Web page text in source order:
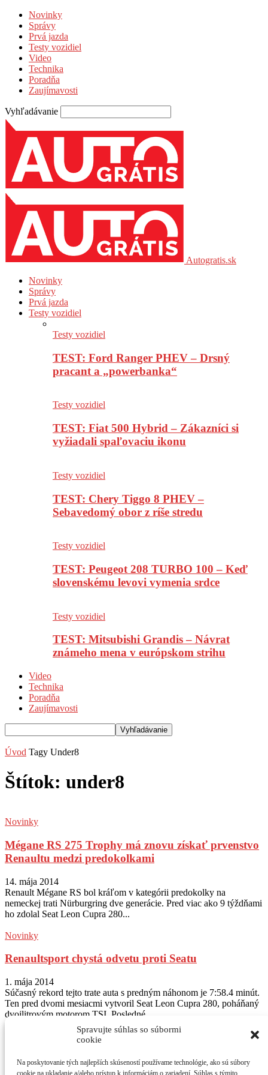
Spravujte súhlas so súbormi
cookie
Na poskytovanie tých najlepších skúseností používame technológie, ako sú súbory
cookie na ukladanie a/alebo prístup k informáciám o zariadení. Súhlas s týmito
Novinky
Správy
Prvá jazda
Testy vozidiel
Video
Technika
Poradňa
Zaujímavosti
Vyhľadávanie
Autogratis.sk
Novinky
Správy
Prvá jazda
Testy vozidiel
Testy vozidiel
TEST: Ford Ranger PHEV – Drsný
pracant a „powerbanka“
Testy vozidiel
TEST: Fiat 500 Hybrid – Zákazníci si
vyžiadali spaľovaciu ikonu
Testy vozidiel
TEST: Chery Tiggo 8 PHEV –
Sebavedomý obor z ríše stredu
Testy vozidiel
TEST: Peugeot 208 TURBO 100 – Keď
slovenskému levovi vymenia srdce
Testy vozidiel
TEST: Mitsubishi Grandis – Návrat
známeho mena v európskom strihu
Video
Technika
Poradňa
Zaujímavosti
Úvod Tagy Under8
Štítok: under8
Novinky
Mégane RS 275 Trophy má znovu získať prvenstvo
Renaultu medzi predokolkami
14. mája 2014
Renault Mégane RS bol kráľom v kategórii predokolky na
nemeckej trati Nürburgring dve generácie. Pred viac ako 9 týždňami
ho zdolal Seat Leon Cupra 280...
Novinky
Renaultsport chystá odvetu proti Seatu
1. mája 2014
Súčasný rekord tejto trate auta s predným náhonom je 7:58.4 minút.
Ten pred dvomi mesiacmi vytvoril Seat Leon Cupra 280, poháňaný
dvojlitrovým motorom TSI. Posledné...
Sledujte nás na Instagram
O NÁS